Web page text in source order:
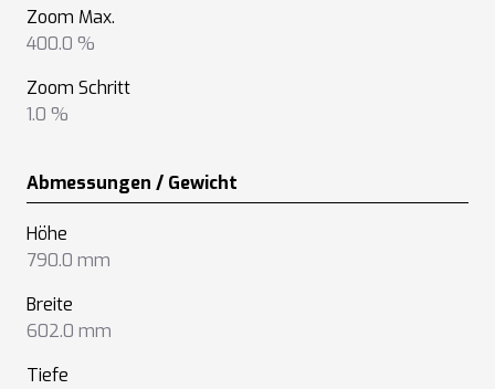
Zoom Max.
400.0 %
Zoom Schritt
1.0 %
Abmessungen / Gewicht
Höhe
790.0 mm
Breite
602.0 mm
Tiefe